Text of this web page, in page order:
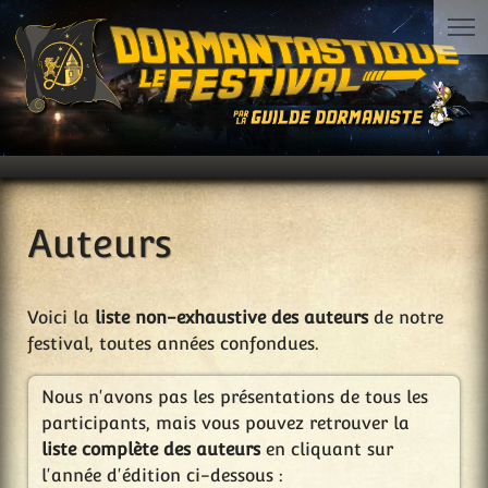
Auteurs
Voici la liste non-exhaustive des auteursde notre
festival, toutes années confondues.
Nous n'avons pas les présentations de tous les
participants, mais vous pouvez retrouver la
liste complète des auteursen cliquant sur
l'année d'édition ci-dessous :